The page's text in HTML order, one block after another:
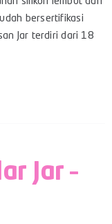
bersertifikasi
Jar terdiri dari 18
Jar –